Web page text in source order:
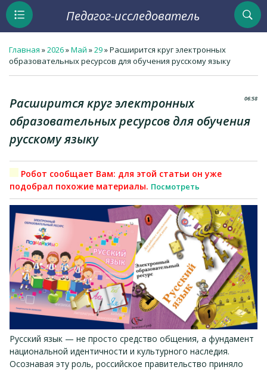
Педагог-исследователь
Главная »2026»Май »29» Расширится круг электронных
образовательных ресурсов для обучения русскому языку
06:58
Расширится круг электронных
образовательных ресурсов для обучения
русскому языку
Робот сообщает Вам: для этой статьи он уже
подобрал похожие материалы. Посмотреть
Русский язык — не просто средство общения, а фундамент
национальной идентичности и культурного наследия.
Осознавая эту роль, российское правительство приняло